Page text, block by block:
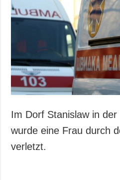
Im Dorf Stanislaw in
wurde eine Frau durch
verletzt.